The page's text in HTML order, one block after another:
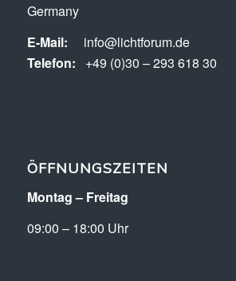
Germany
E-Mail: info@lichtforum.de
Telefon: +49 (0)30 – 293 618 30
ÖFFNUNGSZEITEN
Montag – Freitag
09:00 – 18:00 Uhr